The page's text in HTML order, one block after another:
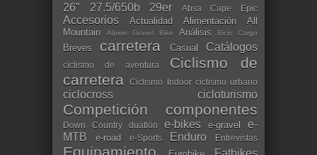
26" 27.5/650b 29er Absa Cape Epic
Accesorios Actualidad Alimentación
All
Mountain
Alpine Gravel Bike Análisis Bicis Cargo
Breves carretera Casual Catálogos
ciclismo de aventura
Ciclismo de
carretera
Ciclismo Indoor ciclismo urbano
ciclocross cicloturismo
Competición componentes
Down Country duatlón e-bikes e-gravel
e-
MTB
e-road e-Sports Enduro Entrevistas
Equipamiento